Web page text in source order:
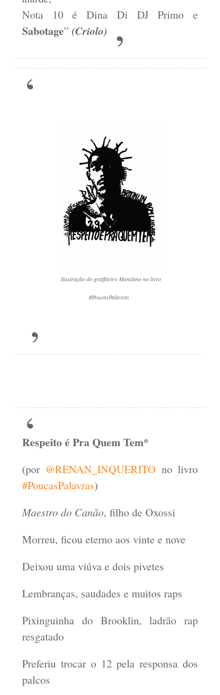
Nota 10 é Dina Di DJ Primo e
Sabotage” (Criolo)
Ilustração do graffiteiro Mundano no livro
#PoucasPalavras
Respeito é Pra Quem Tem*
(por @RENAN_INQUERITO no livro
#PoucasPalavras)
Maestro do Canão, filho de Oxossi
Morreu, ficou eterno aos vinte e nove
Deixou uma viúva e dois pivetes
Lembranças, saudades e muitos raps
Pixinguinha do Brooklin, ladrão rap
resgatado
Preferiu trocar o 12 pela responsa dos
palcos